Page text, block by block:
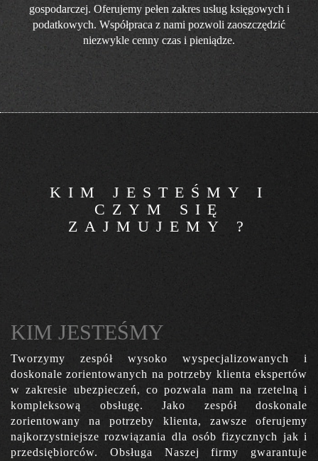
gospodarczej. Oferujemy pełen zakres usług księgowych i
podatkowych. Współpraca z nami pozwoli zaoszczędzić
niezwykle cenny czas i pieniądze.
KIM JESTEŚMY I
CZYM SIĘ
ZAJMUJEMY ?
KIM JESTEŚMY
Tworzymy zespół wysoko wyspecjalizowanych i
doskonale zorientowanych na potrzeby klienta ekspertów
w zakresie ubezpieczeń, co pozwala nam na rzetelną i
kompleksową obsługę. Jako zespół doskonale
zorientowany na potrzeby klienta, zawsze oferujemy
najkorzystniejsze rozwiązania dla osób fizycznych jak i
przedsiębiorców. Obsługa Naszej firmy gwarantuje